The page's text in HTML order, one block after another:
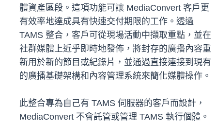
體資產區段。這項功能可讓 MediaConvert 客戶更
有效率地達成具有快速交付期限的工作。透過
TAMS 整合，客戶可從現場活動中擷取重點，並在
社群媒體上近乎即時地發佈，將封存的廣播內容重
新用於新的節目或紀錄片，並通過直接連接到現有
的廣播基礎架構和內容管理系統來簡化媒體操作。
此整合專為自己有 TAMS 伺服器的客戶而設計，
MediaConvert 不會託管或管理 TAMS 執行個體。